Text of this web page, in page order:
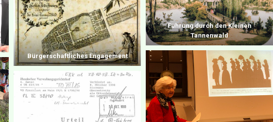
Bürgerschaftliches Engagement
Führung durch den Kleinen
Tannenwald